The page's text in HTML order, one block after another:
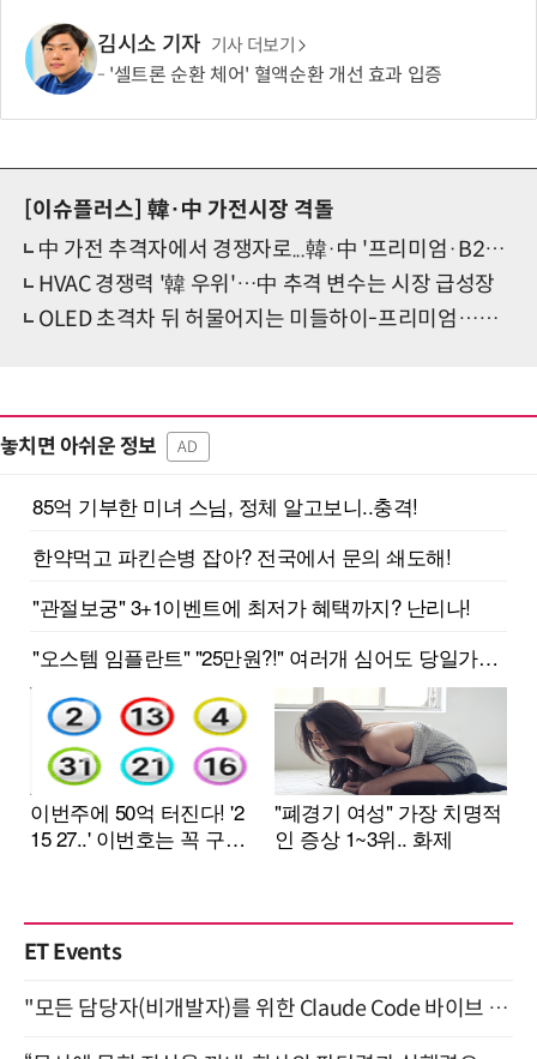
김시소 기자 기사 더보기
'셀트론 순환 체어' 혈액순환 개선 효과 입증
[이슈플러스] 韓·中 가전시장 격돌
中 가전 추격자에서 경쟁자로...韓·中 '프리미엄·B2B' 전장서 정면 충돌
HVAC 경쟁력 '韓 우위'…中 추격 변수는 시장 급성장
OLED 초격차 뒤 허물어지는 미들하이-프리미엄…日·中 합작 TV 판도 더 흔든다
놓치면 아쉬운 정보 AD
ET Events
"모든 담당자(비개발자)를 위한 Claude Code 바이브 코딩 2-day 부트캠프" 9월 16~17일 개최